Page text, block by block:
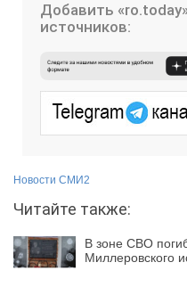
Добавить
источников:
Новости СМИ2
Читайте также:
В зоне СВО
Миллеровского